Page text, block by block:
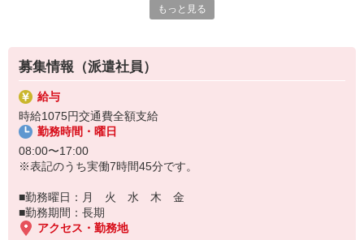
全国にあるお仕事の中から、一人ひとりのスキルや希望条件に応
安全管理体制も万全ですので安心してご就業いただけます。
登録方法は、【オンライン】【電話】【登録会来場】の3つから
選べます♪
★★履歴書・証明写真は不要！★★
また、ご登録済の方はお仕事の紹介がスムーズです。
ご応募お待ちしています。
休みです。週末はプライベートを満喫できます。土曜日は年に数回
期のお仕事◎就業後も丁寧にフォローし続けます！
もっと見る
募集情報（派遣社員）
給与
時給1075円交通費全額支給
勤務時間・曜日
08:00〜17:00
※表記のうち実働7時間45分です。
■勤務曜日：月 火 水 木 金
■勤務期間：長期
アクセス・勤務地